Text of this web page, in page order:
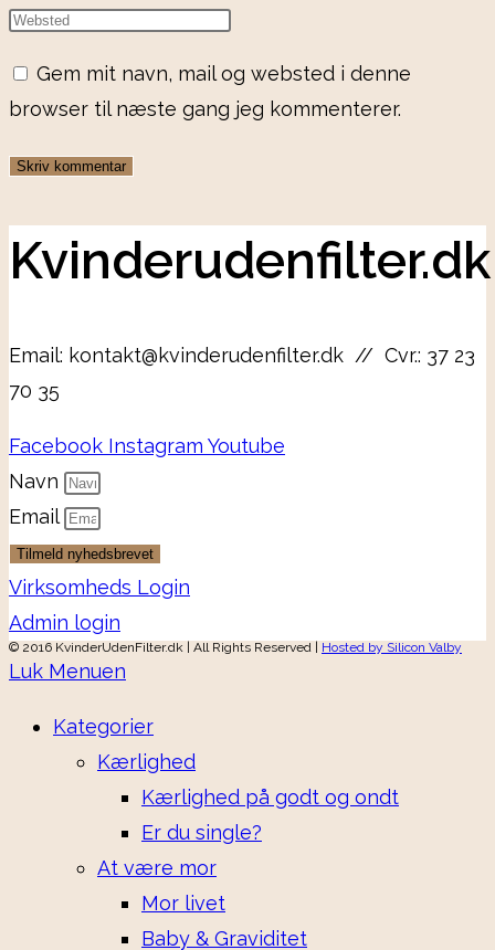
Gem mit navn, mail og websted i denne
browser til næste gang jeg kommenterer.
Kvinderudenfilter.dk
Email: kontakt@kvinderudenfilter.dk // Cvr.: 37 23
70 35
Facebook Instagram Youtube
Navn
Email
Tilmeld nyhedsbrevet
Virksomheds Login
Admin login
© 2016 KvinderUdenFilter.dk | All Rights Reserved | Hosted by Silicon Valby
Luk Menuen
Kategorier
Kærlighed
Kærlighed på godt og ondt
Er du single?
At være mor
Mor livet
Baby & Graviditet